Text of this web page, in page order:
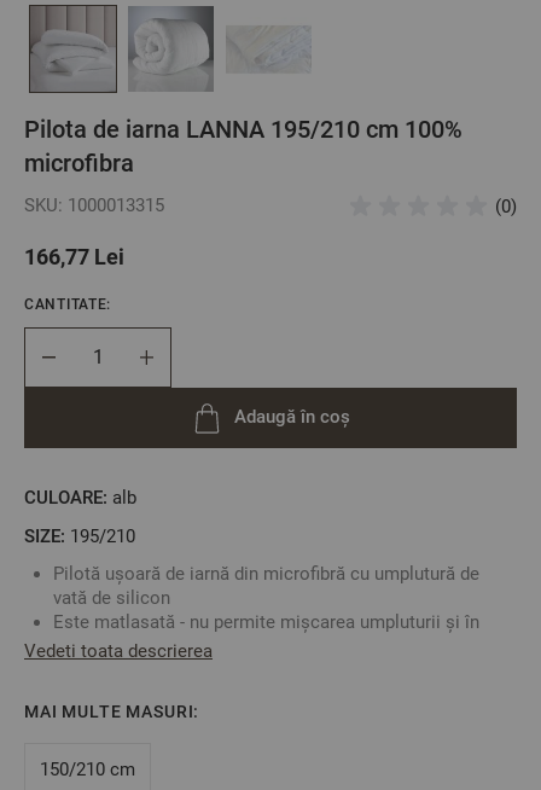
Pilota de iarna LANNA 195/210 cm 100%
microfibra
SKU: 1000013315 (0)
166,77 Lei
CULOARE: alb
SIZE: 195/210
Pilotă ușoară de iarnă din microfibră cu umplutură de
vată de silicon
Este matlasată - nu permite mișcarea umpluturii și în
plus oferă un aspect finit produsului
Antialergică
Vedeti toata descrierea
MAI MULTE MASURI:
150/210 cm
CANTITATE:
Adaugă în coș